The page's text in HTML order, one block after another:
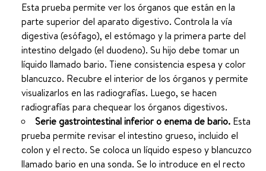
Esta prueba permite ver los órganos que están en la
parte superior del aparato digestivo. Controla la vía
digestiva (esófago), el estómago y la primera parte del
intestino delgado (el duodeno). Su hijo debe tomar un
líquido llamado bario. Tiene consistencia espesa y color
blancuzco. Recubre el interior de los órganos y permite
visualizarlos en las radiografías. Luego, se hacen
radiografías para chequear los órganos digestivos.
Serie gastrointestinal inferior o enema de bario. Esta
prueba permite revisar el intestino grueso, incluido el
colon y el recto. Se coloca un líquido espeso y blancuzco
llamado bario en una sonda. Se lo introduce en el recto